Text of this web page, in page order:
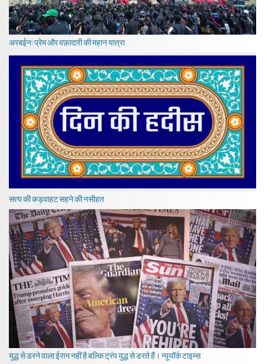
अरबईन: प्रेम और वफ़ादारी की महान यात्रा
सत्य की कड़वाहट सहने की नसीहत
युद्ध से डरने वाला ईरान नहीं है बल्कि ट्रंप युद्ध से डरते हैं। न्यूयॉर्क टाइम्स